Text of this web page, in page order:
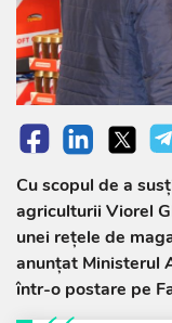
Cu scopul de a
agriculturii Viorel
unei rețele de
anunțat Ministerul
într-o postare pe